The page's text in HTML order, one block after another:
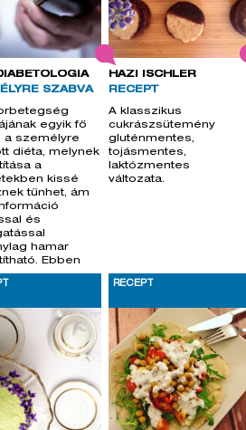
SZABVA
egyik fő
a személyre
diéta, melynek
a
kissé
tűnhet, ám
és
hamar
Ebben
va
HÁZI ISCHLER
RECEPT
A klasszikus
cukrászsütemény
gluténmentes,
tojásmentes,
laktózmentes
változata.
RECEPT